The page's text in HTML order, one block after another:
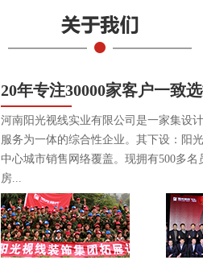
20年专注30000家客户一致
河南阳光视线实业有限公司是一家集设
服务为一体的综合性企业。其下设：阳
中心城市销售网络覆盖。现拥有500多
房...